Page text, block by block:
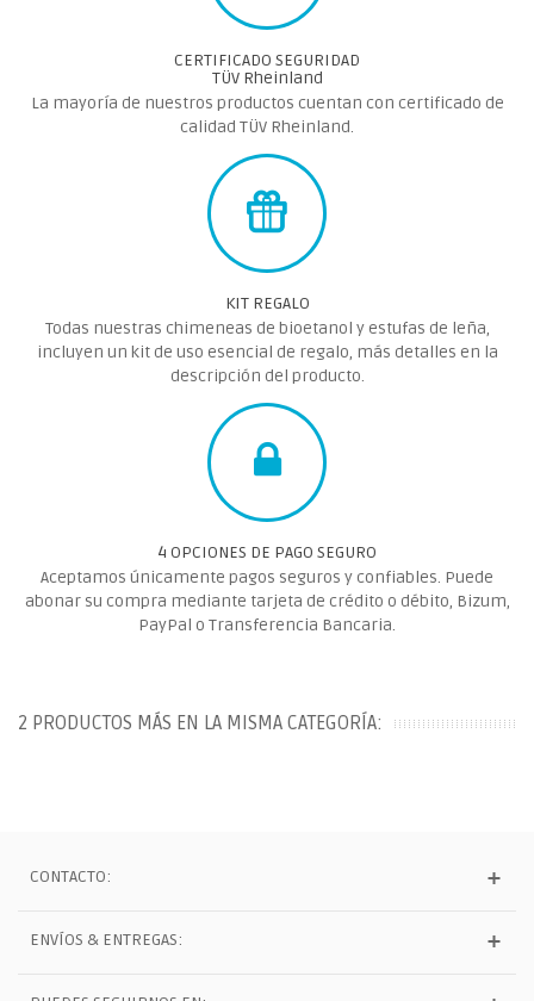
CERTIFICADO SEGURIDAD
TÜV Rheinland
La mayoría de nuestros productos cuentan con certificado de
calidad TÜV Rheinland.
KIT REGALO
Todas nuestras chimeneas de bioetanol y estufas de leña,
incluyen un kit de uso esencial de regalo, más detalles en la
descripción del producto.
4 OPCIONES DE PAGO SEGURO
Aceptamos únicamente pagos seguros y confiables. Puede
abonar su compra mediante tarjeta de crédito o débito, Bizum,
PayPal o Transferencia Bancaria.
2 PRODUCTOS MÁS EN LA MISMA CATEGORÍA:
CONTACTO:
ENVÍOS & ENTREGAS: